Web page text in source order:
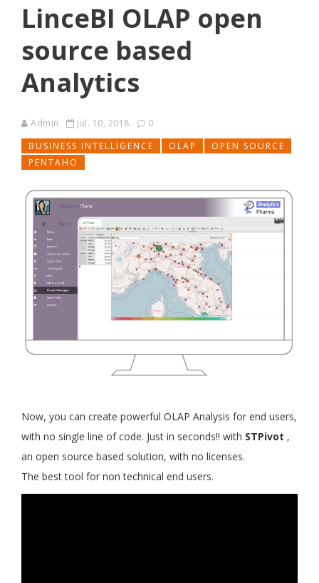
LinceBI OLAP open
source based
Analytics
Admin jul. 10, 2018
0
BUSINESS INTELLIGENCE
OLAP
OPEN SOURCE
PENTAHO
Now, you can create powerful OLAP Analysis for end users,
with no single line of code. Just in seconds!! with STPivot ,
an open source based solution, with no licenses.
The best tool for non technical end users.